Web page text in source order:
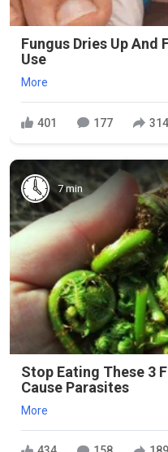
Fungus Dries Up
Use
More
401 177 314
7 min
Stop Eating These 3
Cause Parasites
More